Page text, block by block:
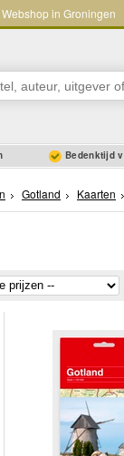
Webshop in Groningen
Bedenktijd
Gotland Kaarten